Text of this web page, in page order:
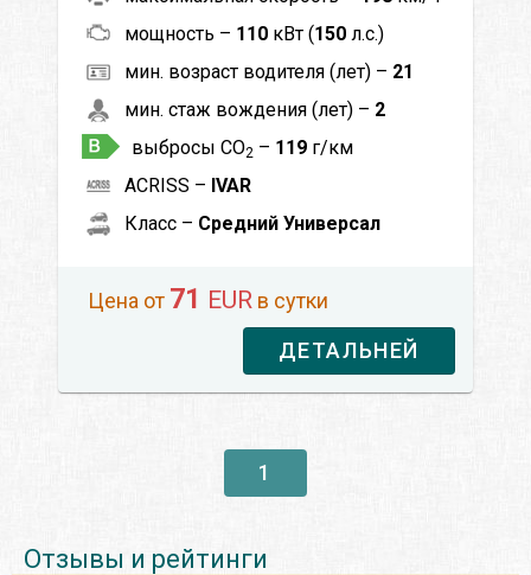
мощность – 110 кВт (150 л.с.)
мин. возраст водителя (лет) – 21
мин. стаж вождения (лет) – 2
выбросы CO2 – 119 г/км
ACRISS – IVAR
Класс – Средний Универсал
Цена от 71 EUR в сутки
ДЕТАЛЬНЕЙ
1
Отзывы и рейтинги